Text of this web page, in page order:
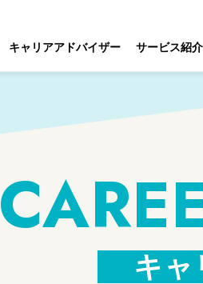
キャリアアドバイザー サービス紹介
キャ